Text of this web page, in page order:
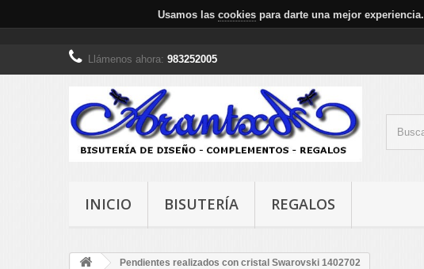
Usamos las cookiespara darte una mejor experiencia.
Llámenos ahora: 983252005
INICIO BISUTERÍA REGALOS
Pendientes realizados con cristal Swarovski 1402702